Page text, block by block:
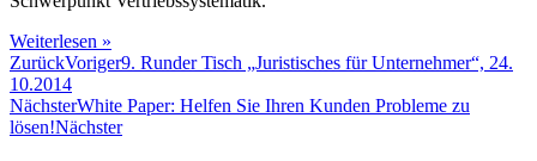
Weiterlesen »
ZurückVoriger9. Runder Tisch „Juristisches für Unternehmer“, 24.
10.2014
NächsterWhite Paper: Helfen Sie Ihren Kunden Probleme zu
lösen!Nächster